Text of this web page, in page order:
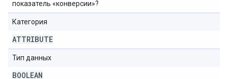
показатель «конверсии»?
Категория
ATTRIBUTE
Тип данных
BOOLEAN